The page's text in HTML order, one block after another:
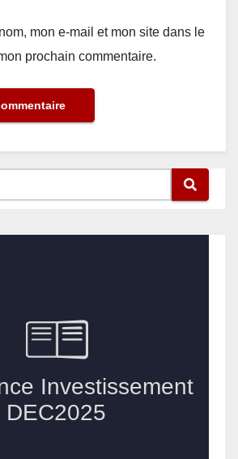
mon e-mail et mon site dans le
prochain commentaire.